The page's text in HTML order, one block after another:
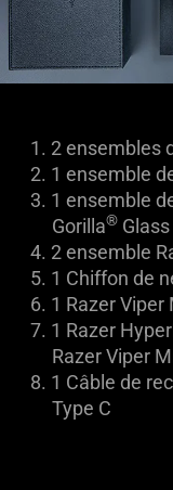
1. 2 ensembles
2. 1 ensemble
3. 1 ensemble
Gorilla® Glass
4. 2 ensemble
5. 1 Chiffon de
6. 1 Razer
7. 1 Razer
Razer Viper
8. 1 Câble de
Type C